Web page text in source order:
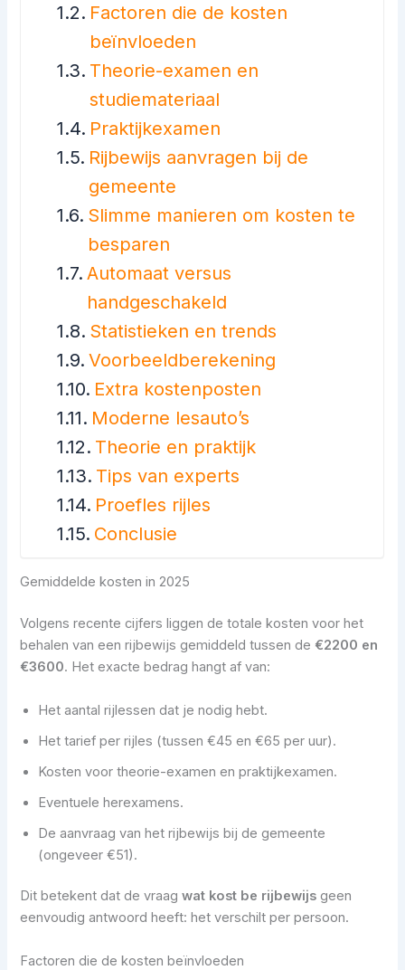
Factoren die de kosten
beïnvloeden
Theorie-examen en
studiemateriaal
Praktijkexamen
Rijbewijs aanvragen bij de
gemeente
Slimme manieren om kosten te
besparen
Automaat versus
handgeschakeld
Statistieken en trends
Voorbeeldberekening
Extra kostenposten
Moderne lesauto’s
Theorie en praktijk
Tips van experts
Proefles rijles
Conclusie
Gemiddelde kosten in 2025
Volgens recente cijfers liggen de totale kosten voor het
behalen van een rijbewijs gemiddeld tussen de €2200 en
€3600. Het exacte bedrag hangt af van:
Het aantal rijlessen dat je nodig hebt.
Het tarief per rijles (tussen €45 en €65 per uur).
Kosten voor theorie-examen en praktijkexamen.
Eventuele herexamens.
De aanvraag van het rijbewijs bij de gemeente
(ongeveer €51).
Dit betekent dat de vraagwat kost be rijbewijs geen
eenvoudig antwoord heeft: het verschilt per persoon.
Factoren die de kosten beïnvloeden